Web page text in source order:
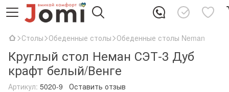
Столы Обеденные столы Обеденные столы Neman
Круглый стол Неман СЭТ-3 Дуб
крафт белый/Венге
Артикул: 5020-9 Оставить отзыв